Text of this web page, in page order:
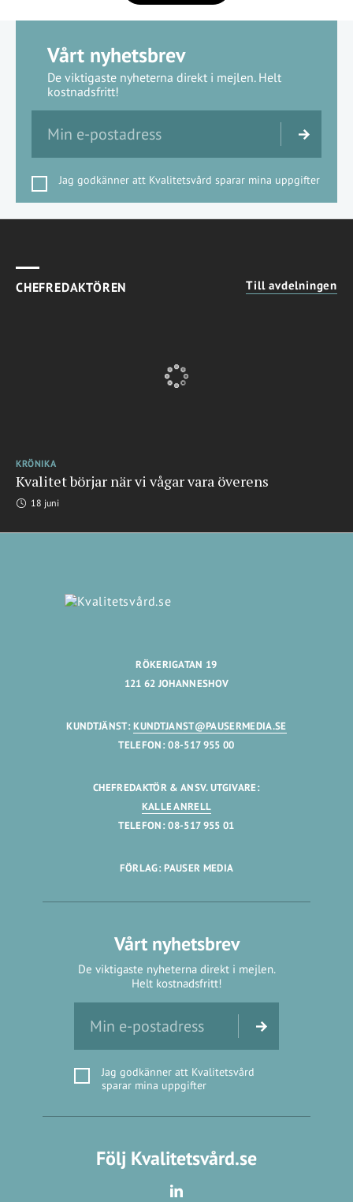
Vårt nyhetsbrev
De viktigaste nyheterna direkt i mejlen. Helt
kostnadsfritt!
Jag godkänner att Kvalitetsvård sparar mina uppgifter
CHEFREDAKTÖREN Till avdelningen
KRÖNIKA
Kvalitet börjar när vi vågar vara överens
18 juni
RÖKERIGATAN 19
121 62 JOHANNESHOV
KUNDTJÄNST:KUNDTJANST@PAUSERMEDIA.SE
TELEFON: 08-517 955 00
CHEFREDAKTÖR & ANSV. UTGIVARE:
KALLE ANRELL
TELEFON: 08-517 955 01
FÖRLAG: PAUSER MEDIA
Vårt nyhetsbrev
De viktigaste nyheterna direkt i mejlen.
Helt kostnadsfritt!
Jag godkänner att Kvalitetsvård
sparar mina uppgifter
Följ Kvalitetsvård.se